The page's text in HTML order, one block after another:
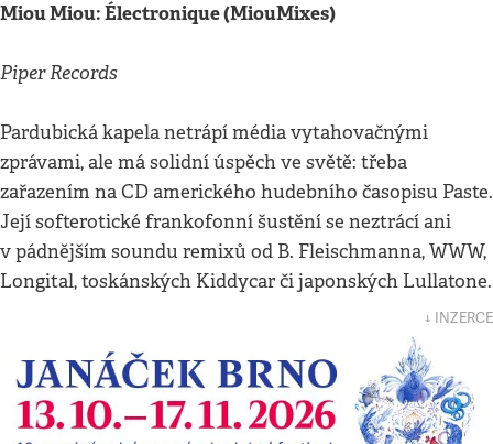
Miou Miou: Électronique (MiouMixes)
Piper Records
Pardubická kapela netrápí média vytahovačnými
zprávami, ale má solidní úspěch ve světě: třeba
zařazením na CD amerického hudebního časopisu Paste.
Její softerotické frankofonní šustění se neztrácí ani
v pádnějším soundu remixů od B. Fleischmanna, WWW,
Longital, toskánských Kiddycar či japonských Lullatone.
↓ INZERCE